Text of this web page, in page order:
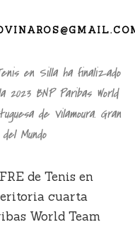
en Silla ha finalizado
BNP Paribas World
de Vilamoura. Gran
Mundo
de Tenis en
cuarta
World Team